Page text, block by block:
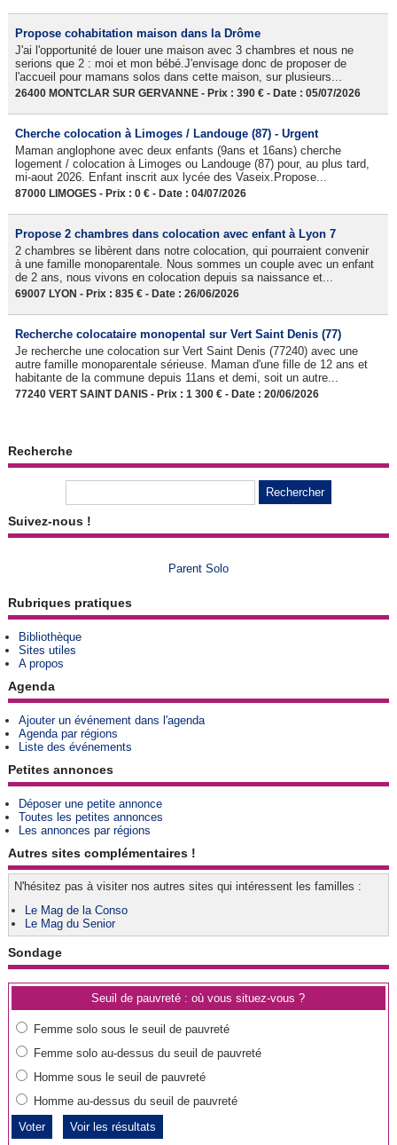
Propose cohabitation maison dans la Drôme
J'ai l'opportunité de louer une maison avec 3 chambres et nous ne
serions que 2 : moi et mon bébé.J'envisage donc de proposer de
l'accueil pour mamans solos dans cette maison, sur plusieurs...
26400 MONTCLAR SUR GERVANNE - Prix : 390 € - Date : 05/07/2026
Cherche colocation à Limoges / Landouge (87) - Urgent
Maman anglophone avec deux enfants (9ans et 16ans) cherche
logement / colocation à Limoges ou Landouge (87) pour, au plus tard,
mi-aout 2026. Enfant inscrit aux lycée des Vaseix.Propose...
87000 LIMOGES - Prix : 0 € - Date : 04/07/2026
Propose 2 chambres dans colocation avec enfant à Lyon 7
2 chambres se libèrent dans notre colocation, qui pourraient convenir
à une famille monoparentale. Nous sommes un couple avec un enfant
de 2 ans, nous vivons en colocation depuis sa naissance et...
69007 LYON - Prix : 835 € - Date : 26/06/2026
Recherche colocataire monopental sur Vert Saint Denis (77)
Je recherche une colocation sur Vert Saint Denis (77240) avec une
autre famille monoparentale sérieuse. Maman d'une fille de 12 ans et
habitante de la commune depuis 11ans et demi, soit un autre...
77240 VERT SAINT DANIS - Prix : 1 300 € - Date : 20/06/2026
Recherche
Suivez-nous !
Parent Solo
Rubriques pratiques
Bibliothèque
Sites utiles
A propos
Agenda
Ajouter un événement dans l'agenda
Agenda par régions
Liste des événements
Petites annonces
Déposer une petite annonce
Toutes les petites annonces
Les annonces par régions
Autres sites complémentaires !
N'hésitez pas à visiter nos autres sites qui intéressent les familles :
Le Mag de la Conso
Le Mag du Senior
Sondage
Seuil de pauvreté : où vous situez-vous ?
Femme solo sous le seuil de pauvreté
Femme solo au-dessus du seuil de pauvreté
Homme sous le seuil de pauvreté
Homme au-dessus du seuil de pauvreté
Voir les résultats